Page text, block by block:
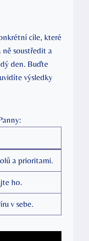
cíle, které
soustředit a
den. Buďte
výsledky
a prioritami.
ho.
v sebe.